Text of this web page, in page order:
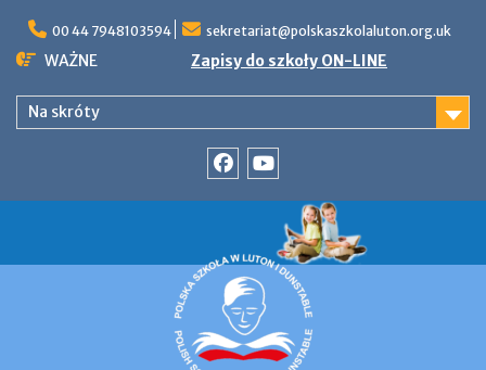
content
00 44 7948103594 sekretariat@polskaszkolaluton.org.uk
WAŻNE Zapisy do szkoły ON-LINE
Na skróty